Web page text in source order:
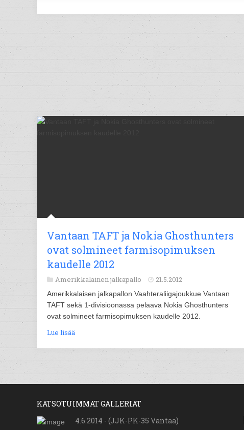
Vantaan TAFT ja Nokia Ghosthunters
ovat solmineet farmisopimuksen
kaudelle 2012
Amerikkalainen jalkapallo 21.5.2012
Amerikkalaisen jalkapallon Vaahteraliigajoukkue Vantaan
TAFT sekä 1-divisioonassa pelaava Nokia Ghosthunters
ovat solmineet farmisopimuksen kaudelle 2012.
Lue lisää
KATSOTUIMMAT GALLERIAT
4.6.2014 - (JJK-PK-35 Vantaa)